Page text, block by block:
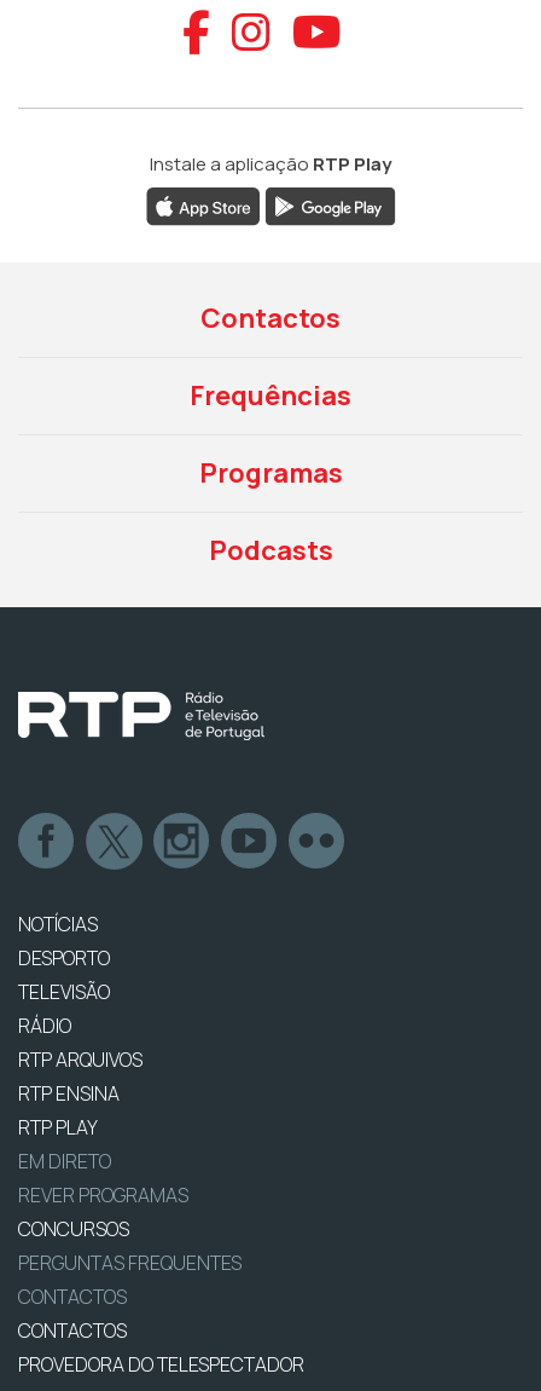
Aceder ao
Aceder ao
Aceder
Instale a aplicação RTP Play
Contactos
Frequências
Programas
Podcasts
NOTÍCIAS
DESPORTO
TELEVISÃO
RÁDIO
RTP ARQUIVOS
RTP ENSINA
RTP PLAY
EM DIRETO
REVER PROGRAMAS
CONCURSOS
PERGUNTAS FREQUENTES
CONTACTOS
CONTACTOS
PROVEDORA DO TELESPECTADOR